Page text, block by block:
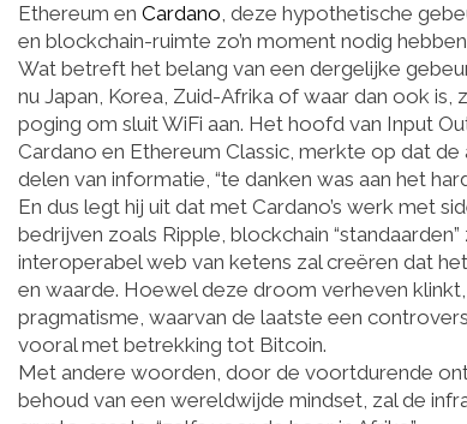
Ethereum en Cardano, deze hypothetische
en blockchain-ruimte zo’n moment nodig
Wat betreft het belang van een dergelijke
nu Japan, Korea, Zuid-Afrika of waar dan ook
poging om sluit WiFi aan. Het hoofd van Input
Cardano en Ethereum Classic, merkte op dat
delen van informatie, “te danken was aan het
En dus legt hij uit dat met Cardano’s werk met
bedrijven zoals Ripple, blockchain
interoperabel web van ketens zal creëren dat
en waarde. Hoewel deze droom verheven
pragmatisme, waarvan de laatste een
vooral met betrekking tot Bitcoin.
Met andere woorden, door de voortdurende
behoud van een wereldwijde mindset, zal de